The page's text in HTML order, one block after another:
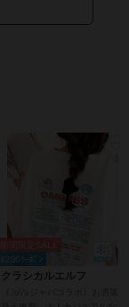
ルー
ー /
¥200ｸｰﾎﾟﾝ
クラシカルエルフ